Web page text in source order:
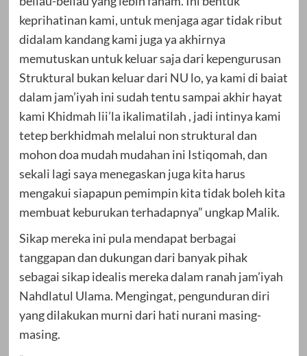
keprihatinan kami, untuk menjaga agar tidak ribut
didalam kandang kami juga ya akhirnya
memutuskan untuk keluar saja dari kepengurusan
Struktural bukan keluar dari NU lo, ya kami di baiat
dalam jam’iyah ini sudah tentu sampai akhir hayat
kami Khidmah lii’la ikalimatilah , jadi intinya kami
tetep berkhidmah melalui non struktural dan
mohon doa mudah mudahan ini Istiqomah, dan
sekali lagi saya menegaskan juga kita harus
mengakui siapapun pemimpin kita tidak boleh kita
membuat keburukan terhadapnya” ungkap Malik.
Sikap mereka ini pula mendapat berbagai
tanggapan dan dukungan dari banyak pihak
sebagai sikap idealis mereka dalam ranah jam’iyah
Nahdlatul Ulama. Mengingat, pengunduran diri
yang dilakukan murni dari hati nurani masing-
masing.